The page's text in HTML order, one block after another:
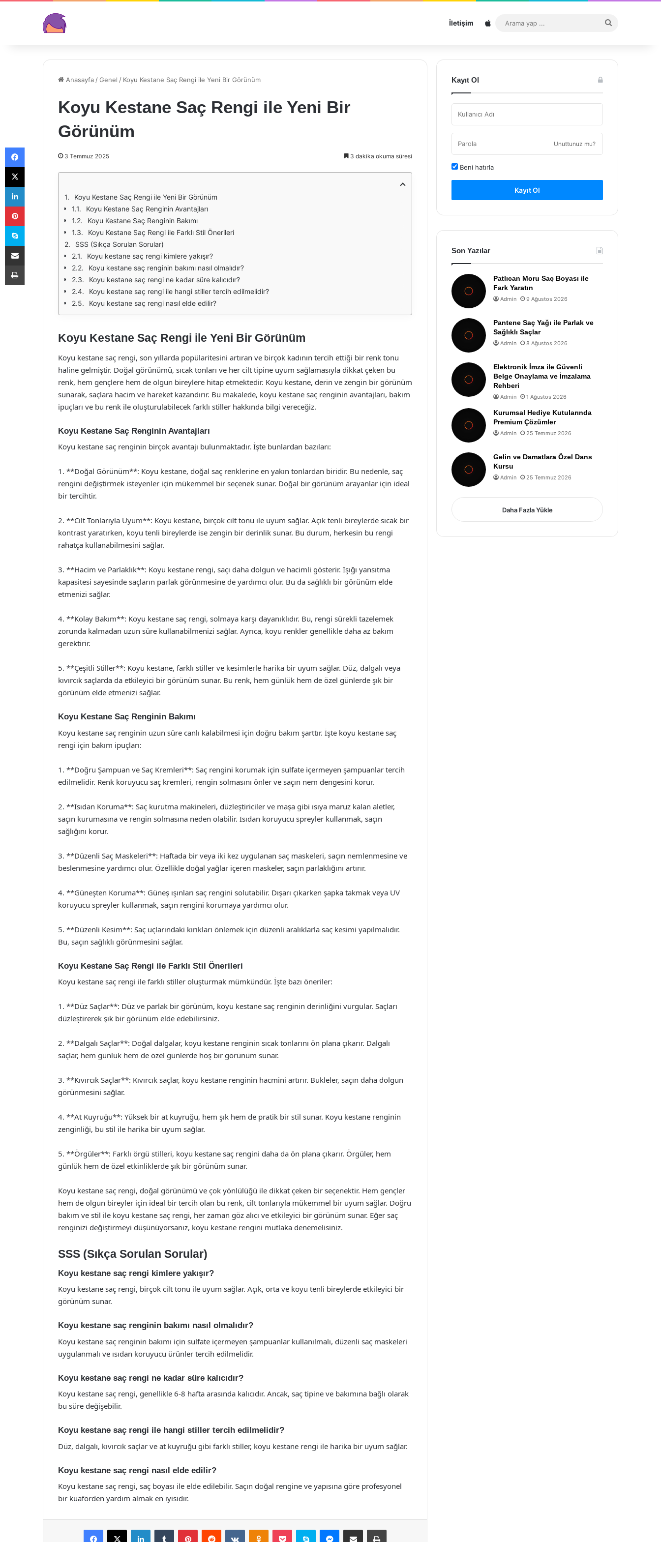
İletişim Sitemap
...
Anasayfa /Genel / Koyu Kestane Saç Rengi ile Yeni Bir Görünüm
Koyu Kestane Saç Rengi ile Yeni Bir
Görünüm
3 Temmuz 2025 3 dakika okuma süresi
Koyu Kestane Saç Rengi ile Yeni Bir Görünüm
Koyu Kestane Saç Renginin Avantajları
Koyu Kestane Saç Renginin Bakımı
Koyu Kestane Saç Rengi ile Farklı Stil Önerileri
SSS (Sıkça Sorulan Sorular)
Koyu kestane saç rengi kimlere yakışır?
Koyu kestane saç renginin bakımı nasıl olmalıdır?
Koyu kestane saç rengi ne kadar süre kalıcıdır?
Koyu kestane saç rengi ile hangi stiller tercih edilmelidir?
Koyu kestane saç rengi nasıl elde edilir?
Koyu Kestane Saç Rengi ile Yeni Bir Görünüm
Koyu kestane saç rengi, son yıllarda popülaritesini artıran ve birçok kadının tercih ettiği bir renk tonu
haline gelmiştir. Doğal görünümü, sıcak tonları ve her cilt tipine uyum sağlamasıyla dikkat çeken bu
renk, hem gençlere hem de olgun bireylere hitap etmektedir. Koyu kestane, derin ve zengin bir görünüm
sunarak, saçlara hacim ve hareket kazandırır. Bu makalede, koyu kestane saç renginin avantajları, bakım
ipuçları ve bu renk ile oluşturulabilecek farklı stiller hakkında bilgi vereceğiz.
Koyu Kestane Saç Renginin Avantajları
Koyu kestane saç renginin birçok avantajı bulunmaktadır. İşte bunlardan bazıları:
1. **Doğal Görünüm**: Koyu kestane, doğal saç renklerine en yakın tonlardan biridir. Bu nedenle, saç
rengini değiştirmek isteyenler için mükemmel bir seçenek sunar. Doğal bir görünüm arayanlar için ideal
bir tercihtir.
2. **Cilt Tonlarıyla Uyum**: Koyu kestane, birçok cilt tonu ile uyum sağlar. Açık tenli bireylerde sıcak bir
kontrast yaratırken, koyu tenli bireylerde ise zengin bir derinlik sunar. Bu durum, herkesin bu rengi
rahatça kullanabilmesini sağlar.
3. **Hacim ve Parlaklık**: Koyu kestane rengi, saçı daha dolgun ve hacimli gösterir. Işığı yansıtma
kapasitesi sayesinde saçların parlak görünmesine de yardımcı olur. Bu da sağlıklı bir görünüm elde
etmenizi sağlar.
4. **Kolay Bakım**: Koyu kestane saç rengi, solmaya karşı dayanıklıdır. Bu, rengi sürekli tazelemek
zorunda kalmadan uzun süre kullanabilmenizi sağlar. Ayrıca, koyu renkler genellikle daha az bakım
gerektirir.
5. **Çeşitli Stiller**: Koyu kestane, farklı stiller ve kesimlerle harika bir uyum sağlar. Düz, dalgalı veya
kıvırcık saçlarda da etkileyici bir görünüm sunar. Bu renk, hem günlük hem de özel günlerde şık bir
görünüm elde etmenizi sağlar.
Koyu Kestane Saç Renginin Bakımı
Koyu kestane saç renginin uzun süre canlı kalabilmesi için doğru bakım şarttır. İşte koyu kestane saç
rengi için bakım ipuçları:
1. **Doğru Şampuan ve Saç Kremleri**: Saç rengini korumak için sulfate içermeyen şampuanlar tercih
edilmelidir. Renk koruyucu saç kremleri, rengin solmasını önler ve saçın nem dengesini korur.
2. **Isıdan Koruma**: Saç kurutma makineleri, düzleştiriciler ve maşa gibi ısıya maruz kalan aletler,
saçın kurumasına ve rengin solmasına neden olabilir. Isıdan koruyucu spreyler kullanmak, saçın
sağlığını korur.
3. **Düzenli Saç Maskeleri**: Haftada bir veya iki kez uygulanan saç maskeleri, saçın nemlenmesine ve
beslenmesine yardımcı olur. Özellikle doğal yağlar içeren maskeler, saçın parlaklığını artırır.
4. **Güneşten Koruma**: Güneş ışınları saç rengini solutabilir. Dışarı çıkarken şapka takmak veya UV
koruyucu spreyler kullanmak, saçın rengini korumaya yardımcı olur.
5. **Düzenli Kesim**: Saç uçlarındaki kırıkları önlemek için düzenli aralıklarla saç kesimi yapılmalıdır.
Bu, saçın sağlıklı görünmesini sağlar.
Koyu Kestane Saç Rengi ile Farklı Stil Önerileri
Koyu kestane saç rengi ile farklı stiller oluşturmak mümkündür. İşte bazı öneriler:
1. **Düz Saçlar**: Düz ve parlak bir görünüm, koyu kestane saç renginin derinliğini vurgular. Saçları
düzleştirerek şık bir görünüm elde edebilirsiniz.
2. **Dalgalı Saçlar**: Doğal dalgalar, koyu kestane renginin sıcak tonlarını ön plana çıkarır. Dalgalı
saçlar, hem günlük hem de özel günlerde hoş bir görünüm sunar.
3. **Kıvırcık Saçlar**: Kıvırcık saçlar, koyu kestane renginin hacmini artırır. Bukleler, saçın daha dolgun
görünmesini sağlar.
4. **At Kuyruğu**: Yüksek bir at kuyruğu, hem şık hem de pratik bir stil sunar. Koyu kestane renginin
zenginliği, bu stil ile harika bir uyum sağlar.
5. **Örgüler**: Farklı örgü stilleri, koyu kestane saç rengini daha da ön plana çıkarır. Örgüler, hem
günlük hem de özel etkinliklerde şık bir görünüm sunar.
Koyu kestane saç rengi, doğal görünümü ve çok yönlülüğü ile dikkat çeken bir seçenektir. Hem gençler
hem de olgun bireyler için ideal bir tercih olan bu renk, cilt tonlarıyla mükemmel bir uyum sağlar. Doğru
bakım ve stil ile koyu kestane saç rengi, her zaman göz alıcı ve etkileyici bir görünüm sunar. Eğer saç
renginizi değiştirmeyi düşünüyorsanız, koyu kestane rengini mutlaka denemelisiniz.
SSS (Sıkça Sorulan Sorular)
Koyu kestane saç rengi kimlere yakışır?
Koyu kestane saç rengi, birçok cilt tonu ile uyum sağlar. Açık, orta ve koyu tenli bireylerde etkileyici bir
görünüm sunar.
Koyu kestane saç renginin bakımı nasıl olmalıdır?
Koyu kestane saç renginin bakımı için sulfate içermeyen şampuanlar kullanılmalı, düzenli saç maskeleri
uygulanmalı ve ısıdan koruyucu ürünler tercih edilmelidir.
Koyu kestane saç rengi ne kadar süre kalıcıdır?
Koyu kestane saç rengi, genellikle 6-8 hafta arasında kalıcıdır. Ancak, saç tipine ve bakımına bağlı olarak
bu süre değişebilir.
Koyu kestane saç rengi ile hangi stiller tercih edilmelidir?
Düz, dalgalı, kıvırcık saçlar ve at kuyruğu gibi farklı stiller, koyu kestane rengi ile harika bir uyum sağlar.
Koyu kestane saç rengi nasıl elde edilir?
Koyu kestane saç rengi, saç boyası ile elde edilebilir. Saçın doğal rengine ve yapısına göre profesyonel
bir kuaförden yardım almak en iyisidir.
Facebook
X LinkedInTumblr PinterestReddit VKontakteOdnoklassniki
Pocket Skype Messenger
E-Posta ile paylaş Yazdır
Kayıt Ol
Unuttunuz mu?
Beni hatırla
Kayıt Ol
Son Yazılar
Patlıcan Moru Saç Boyası ile
Fark Yaratın
Admin 9 Ağustos 2026
Pantene Saç Yağı ile Parlak ve
Sağlıklı Saçlar
Admin 8 Ağustos 2026
Elektronik İmza ile Güvenli
Belge Onaylama ve İmzalama
Rehberi
Admin 1 Ağustos 2026
Kurumsal Hediye Kutularında
Premium Çözümler
Admin 25 Temmuz 2026
Gelin ve Damatlara Özel Dans
Kursu
Admin 25 Temmuz 2026
Daha Fazla Yükle
Facebook
X
LinkedIn
Pinterest
Skype
E-Posta ile paylaş